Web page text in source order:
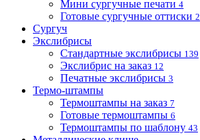
Мини сургучные печати 4
Готовые сургучные оттиски 2
Сургуч
Экслибрисы
Стандартные экслибрисы 139
Экслибрис на заказ 12
Печатные экслибрисы 3
Термо-штампы
Термоштампы на заказ 7
Готовые термоштампы 6
Термоштампы по шаблону 43